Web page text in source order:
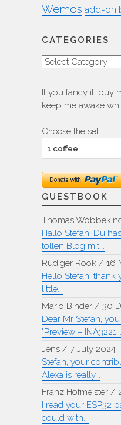
Wemos add-on
CATEGORIES
Categories
If you fancy it, buy
keep me awake
Choose the set
GUESTBOOK
Thomas
Hallo Stefan! Du
tollen Blog mit...
Rüdiger Rook / 16
Hello Stefan, thank
little...
Mario Binder / 30
Dear Mr Stefan,
"Preview – INA3221...
Jens / 7 July 2024
Stefan, your
Alexa is really...
Franz Hofmeister /
I read your ESP32
could with...